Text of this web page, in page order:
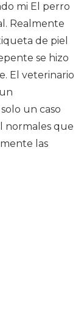
mi El perro
Realmente
de piel
se hizo
El veterinario
un caso
normales que
las